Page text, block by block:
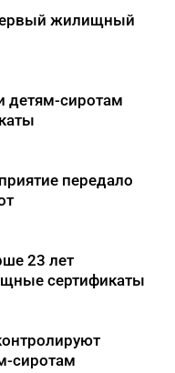
жилищный
детям-сиротам
передало
23 лет
сертификаты
сиротам